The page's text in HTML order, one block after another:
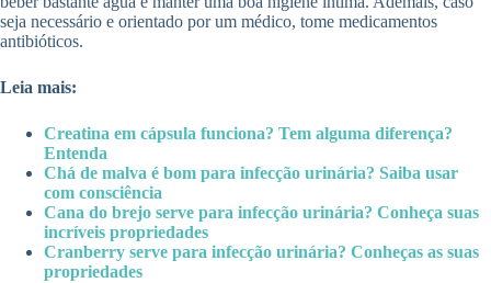
seja necessário e orientado por um médico, tome medicamentos
antibióticos.
Leia mais:
Creatina em cápsula funciona? Tem alguma diferença?
Entenda
Chá de malva é bom para infecção urinária? Saiba usar
com consciência
Cana do brejo serve para infecção urinária? Conheça suas
incríveis propriedades
Cranberry serve para infecção urinária? Conheças as suas
propriedades